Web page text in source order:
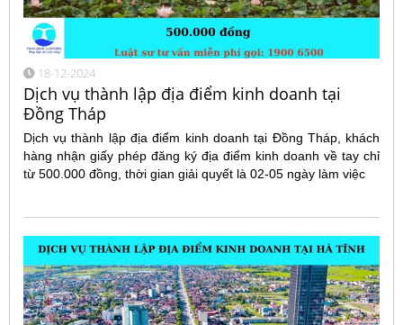
18-12-2024
Dịch vụ thành lập địa điểm kinh doanh tại
Đồng Tháp
Dịch vụ thành lập địa điểm kinh doanh tại Đồng Tháp, khách
hàng nhận giấy phép đăng ký địa điểm kinh doanh về tay chỉ
từ 500.000 đồng, thời gian giải quyết là 02-05 ngày làm việc